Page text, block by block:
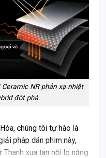
NR phản xạ nhiệt
đột phá
chúng tôi tự hào là
pháp dán phim này,
xua tan nỗi lo nắng